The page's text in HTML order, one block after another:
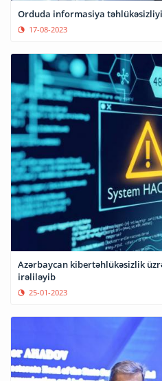
Orduda informasiya
17-08-2023
Azərbaycan kibertəhlükəsizlik
irəliləyib
25-01-2023